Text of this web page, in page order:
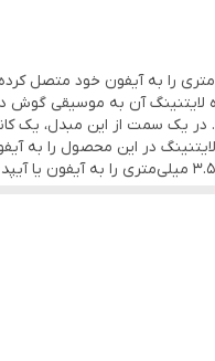
به جک 3.5 میلی‌متری هدفون «اپل» می‌توانید انواع هدفون‌های
با استفاده از درگاه لایتنینگ
سمت از این مبدل، یک
در این محصول را به